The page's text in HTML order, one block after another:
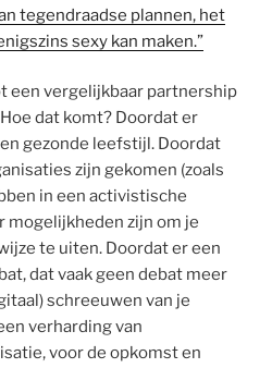
tegendraadse plannen, het
sexy kan maken.”
een vergelijkbaar partnership
dat komt? Doordat er
gezonde leefstijl. Doordat
zijn gekomen (zoals
in een activistische
mogelijkheden zijn om je
te uiten. Doordat er een
dat vaak geen debat meer
schreeuwen van je
verharding van
voor de opkomst en